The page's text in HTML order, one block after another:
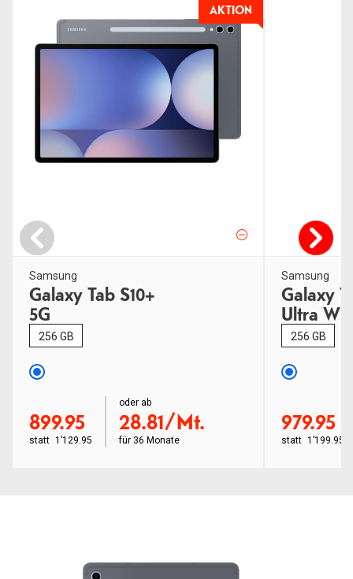
AKTION
Samsung
Galaxy Tab S10+
5G
256 GB
899.95
statt 1’129.95
oder ab
28.81/Mt.
für 36 Monate
Samsung
Galaxy
Ultra
256 GB
979.95
statt 1’199.95